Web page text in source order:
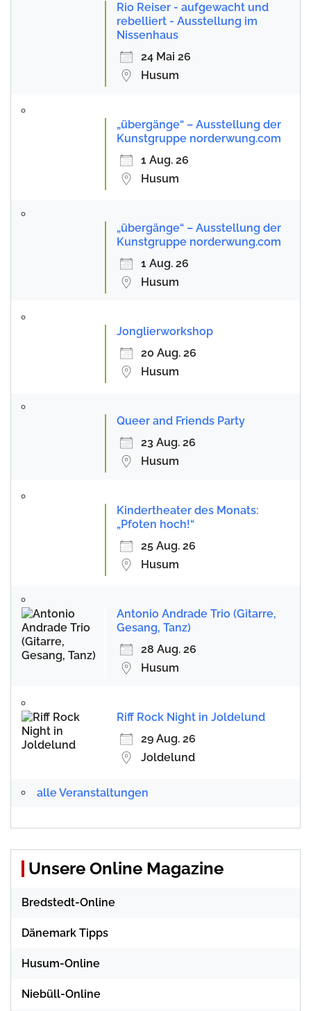
Rio Reiser - aufgewacht und
rebelliert - Ausstellung im
Nissenhaus
24 Mai 26
Husum
„übergänge“ – Ausstellung der
Kunstgruppe norderwung.com
1 Aug. 26
Husum
„übergänge“ – Ausstellung der
Kunstgruppe norderwung.com
1 Aug. 26
Husum
Jonglierworkshop
20 Aug. 26
Husum
Queer and Friends Party
23 Aug. 26
Husum
Kindertheater des Monats:
„Pfoten hoch!“
25 Aug. 26
Husum
Antonio Andrade Trio (Gitarre,
Gesang, Tanz)
28 Aug. 26
Husum
Riff Rock Night in Joldelund
29 Aug. 26
Joldelund
alle Veranstaltungen
Unsere Online Magazine
Bredstedt-Online
Dänemark Tipps
Husum-Online
Niebüll-Online